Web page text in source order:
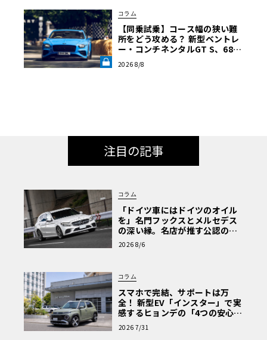
コラム
【同乗試乗】コース幅の狭い難
所をどう攻める？ 新型ベントレ
ー・コンチネンタルGT S、680
【グッドウッドFoS 2026】《LE
2026 8/8
注目の記事
コラム
「ドイツ車にはドイツのオイル
を」名門フックスとメルセデス
の深い縁。名店が推す公認の安
心と、Cクラスで味わうシルキー
な走り〈PR〉
2026 8/6
コラム
スマホで完結、サポートは万
全！ 新型EV「インスター」で実
感するヒョンデの「4つの安心」
【第1回・ヒョンデ6つの疑問：
Why? Hyundai?】〈PR〉
2026 7/31